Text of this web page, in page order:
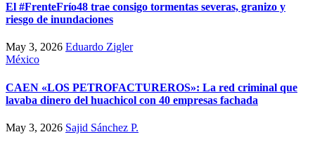
El #FrenteFrío48 trae consigo tormentas severas, granizo y
riesgo de inundaciones
May 3, 2026 Eduardo Zigler
México
CAEN «LOS PETROFACTUREROS»: La red criminal que
lavaba dinero del huachicol con 40 empresas fachada
May 3, 2026 Sajid Sánchez P.